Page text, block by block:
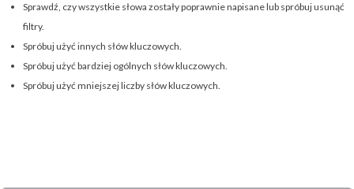
Sprawdź, czy wszystkie słowa zostały poprawnie napisane lub spróbuj usunąć
filtry.
Spróbuj użyć innych słów kluczowych.
Spróbuj użyć bardziej ogólnych słów kluczowych.
Spróbuj użyć mniejszej liczby słów kluczowych.